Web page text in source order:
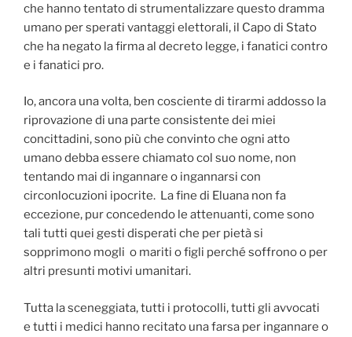
che hanno tentato di strumentalizzare questo dramma
umano per sperati vantaggi elettorali, il Capo di Stato
che ha negato la firma al decreto legge, i fanatici contro
e i fanatici pro.
Io, ancora una volta, ben cosciente di tirarmi addosso la
riprovazione di una parte consistente dei miei
concittadini, sono più che convinto che ogni atto
umano debba essere chiamato col suo nome, non
tentando mai di ingannare o ingannarsi con
circonlocuzioni ipocrite. La fine di Eluana non fa
eccezione, pur concedendo le attenuanti, come sono
tali tutti quei gesti disperati che per pietà si
sopprimono mogli o mariti o figli perché soffrono o per
altri presunti motivi umanitari.
Tutta la sceneggiata, tutti i protocolli, tutti gli avvocati
e tutti i medici hanno recitato una farsa per ingannare o